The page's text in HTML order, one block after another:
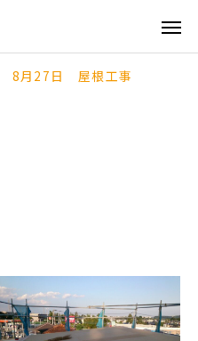
8月27日 屋根工事